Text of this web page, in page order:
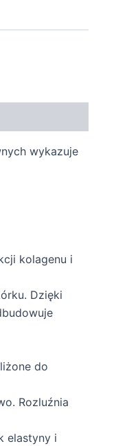
wykazuje
kolagenu i
Dzięki
do
Rozluźnia
elastyny i